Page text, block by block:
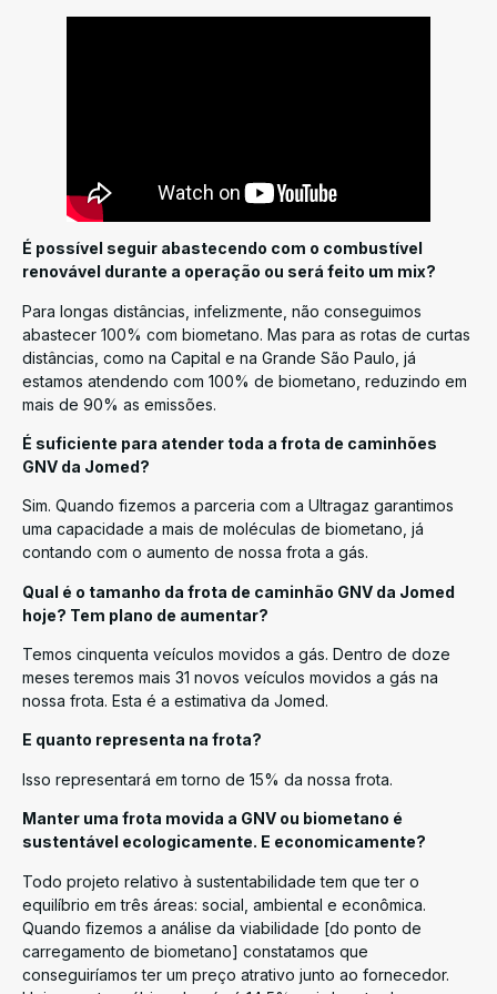
É possível seguir abastecendo com o combustível
renovável durante a operação ou será feito um mix?
Para longas distâncias, infelizmente, não conseguimos
abastecer 100% com biometano. Mas para as rotas de curtas
distâncias, como na Capital e na Grande São Paulo, já
estamos atendendo com 100% de biometano, reduzindo em
mais de 90% as emissões.
É suficiente para atender toda a frota de caminhões
GNV da Jomed?
Sim. Quando fizemos a parceria com a Ultragaz garantimos
uma capacidade a mais de moléculas de biometano, já
contando com o aumento de nossa frota a gás.
Qual é o tamanho da frota de caminhão GNV da Jomed
hoje? Tem plano de aumentar?
Temos cinquenta veículos movidos a gás. Dentro de doze
meses teremos mais 31 novos veículos movidos a gás na
nossa frota. Esta é a estimativa da Jomed.
E quanto representa na frota?
Isso representará em torno de 15% da nossa frota.
Manter uma frota movida a GNV ou biometano é
sustentável ecologicamente. E economicamente?
Todo projeto relativo à sustentabilidade tem que ter o
equilíbrio em três áreas: social, ambiental e econômica.
Quando fizemos a análise da viabilidade [do ponto de
carregamento de biometano] constatamos que
conseguiríamos ter um preço atrativo junto ao fornecedor.